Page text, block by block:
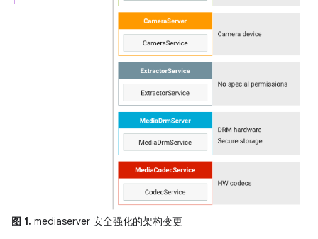
图 1. mediaserver 安全强化的架构变更